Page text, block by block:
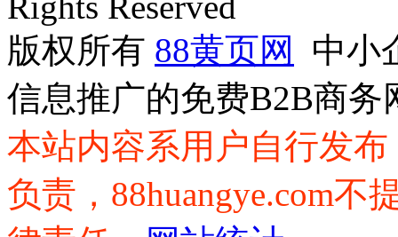
版权所有 88黄页网
中小
信息推广的免费B2B商务
本站内容系用户自行发
负责，88huangye.com